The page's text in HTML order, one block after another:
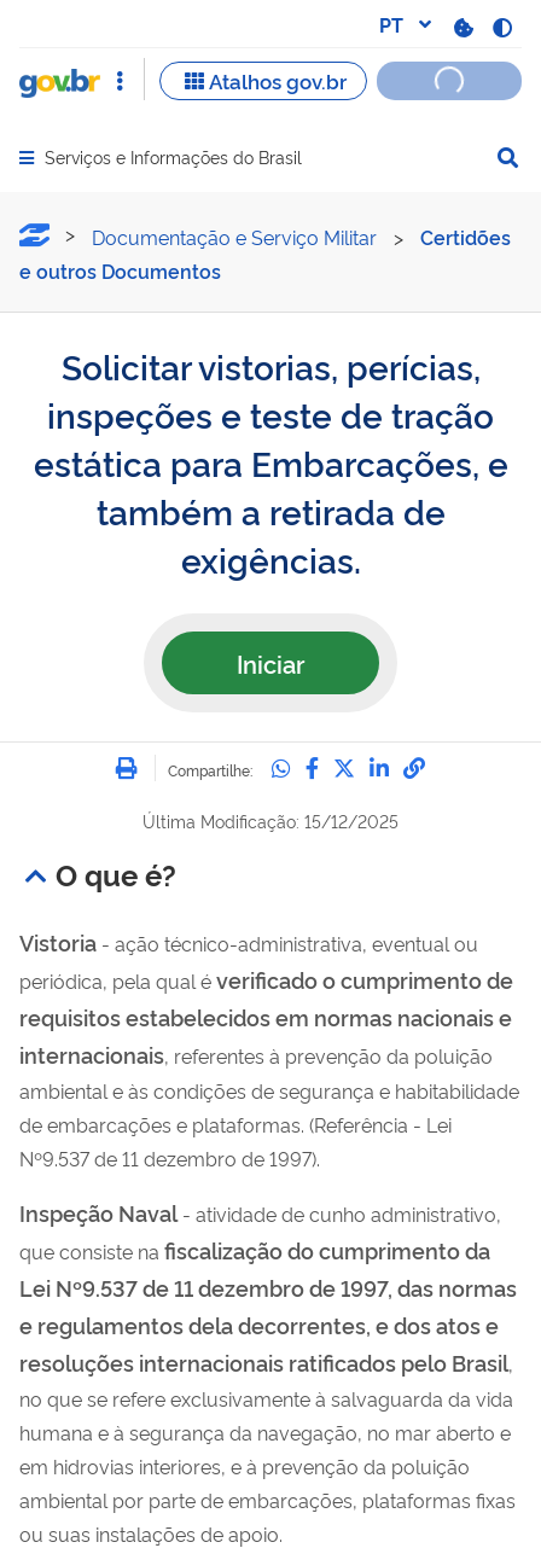
Abrir menu principal de navegação
Serviços e Informações do Brasil
Solicitar vistorias,
Documentação e Serviço Militar >
Certidões
e outros Documentos
Solicitar vistorias, perícias,
inspeções e teste de tração
estática para Embarcações, e
também a retirada de
exigências.
Iniciar
Imprimir
Compartilhe: Compartilhe no
Compartilhe no
Compartilhe no
Compartilhe
Última Modificação: 15/12/2025
O que é?
Vistoria - ação técnico-administrativa, eventual ou
periódica, pela qual éverificado o cumprimento de
requisitos estabelecidos em normas nacionais e
internacionais, referentes à prevenção da poluição
ambiental e às condições de segurança e habitabilidade
de embarcações e plataformas. (Referência - Lei
Nº9.537 de 11 dezembro de 1997).
Inspeção Naval- atividade de cunho administrativo,
que consiste na fiscalização do cumprimento da
Lei Nº9.537 de 11 dezembro de 1997, das normas
e regulamentos dela decorrentes, e dos atos e
resoluções internacionais ratificados pelo Brasil,
no que se refere exclusivamente à salvaguarda da vida
humana e à segurança da navegação, no mar aberto e
em hidrovias interiores, e à prevenção da poluição
ambiental por parte de embarcações, plataformas fixas
ou suas instalações de apoio.